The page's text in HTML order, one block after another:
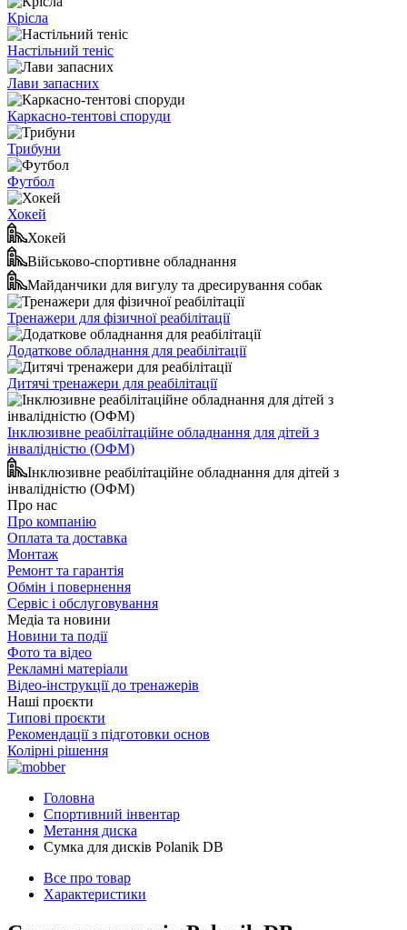
Крісла
Настільний теніс
Лави запасних
Каркасно-тентові споруди
Трибуни
Футбол
Хокей
Хокей
Військово-спортивне обладнання
Майданчики для вигулу та дресирування собак
Тренажери для фізичної реабілітації
Додаткове обладнання для реабілітації
Дитячі тренажери для реабілітації
Інклюзивне реабілітаційне обладнання для дітей з
інвалідністю (ОФМ)
Інклюзивне реабілітаційне обладнання для дітей з
інвалідністю (ОФМ)
Про нас
Про компанію
Оплата та доставка
Монтаж
Ремонт та гарантія
Обмін і повернення
Сервіс і обслуговування
Медіа та новини
Новини та події
Фото та відео
Рекламні матеріали
Відео-інструкції до тренажерів
Наші проєкти
Типові проєкти
Рекомендації з підготовки основ
Колірні рішення
Головна
Спортивний інвентар
Метання диска
Сумка для дисків Polanik DB
Все про товар
Характеристики